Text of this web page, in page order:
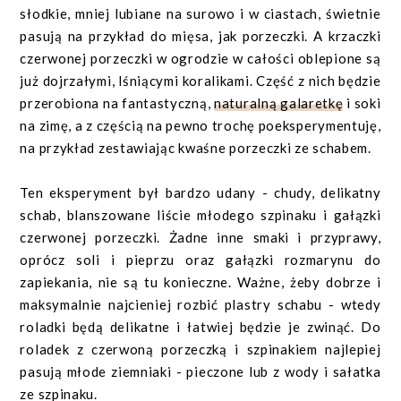
słodkie, mniej lubiane na surowo i w ciastach, świetnie
pasują na przykład do mięsa, jak porzeczki. A krzaczki
czerwonej porzeczki w ogrodzie w całości oblepione są
już dojrzałymi, lśniącymi koralikami. Część z nich będzie
przerobiona na fantastyczną,naturalną galaretkę i soki
na zimę, a z częścią na pewno trochę poeksperymentuję,
na przykład zestawiając kwaśne porzeczki ze schabem.
Ten eksperyment był bardzo udany - chudy, delikatny
schab, blanszowane liście młodego szpinaku i gałązki
czerwonej porzeczki. Żadne inne smaki i przyprawy,
oprócz soli i pieprzu oraz gałązki rozmarynu do
zapiekania, nie są tu konieczne. Ważne, żeby dobrze i
maksymalnie najcieniej rozbić plastry schabu - wtedy
roladki będą delikatne i łatwiej będzie je zwinąć. Do
roladek z czerwoną porzeczką i szpinakiem najlepiej
pasują młode ziemniaki - pieczone lub z wody i sałatka
ze szpinaku.